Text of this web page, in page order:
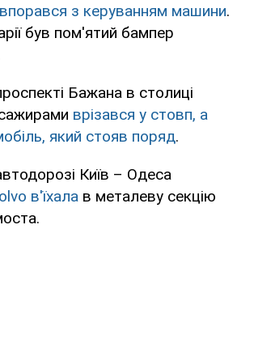
з керуванням машини.
був пом'ятий бампер
Бажана в столиці
врізався у стовп, а
який стояв поряд.
Київ – Одеса
в'їхала в металеву секцію